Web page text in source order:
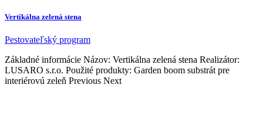
Vertikálna zelená stena
Pestovateľský program
Základné informácie Názov: Vertikálna zelená stena Realizátor:
LUSARO s.r.o. Použité produkty: Garden boom substrát pre
interiérovú zeleň Previous Next